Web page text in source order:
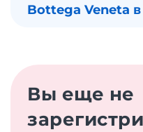
Bottega Veneta
Вы еще не